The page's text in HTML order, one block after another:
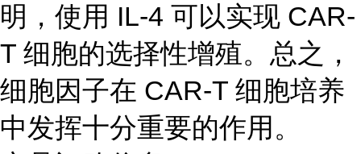
明，使用 IL-4 可以实现 CAR-
T 细胞的选择性增殖。总之，
细胞因子在 CAR-T 细胞培养
中发挥十分重要的作用。